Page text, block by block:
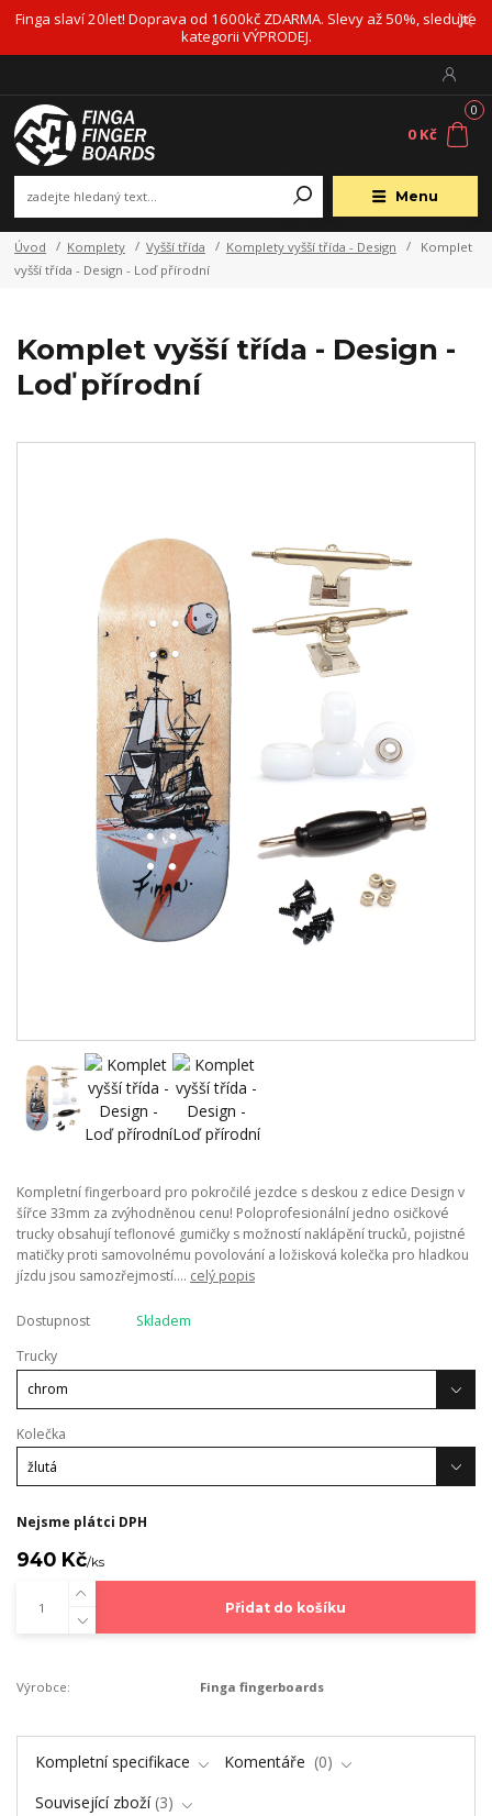
Finga slaví 20let! Doprava od 1600kč ZDARMA. Slevy až 50%, sledujte
kategorii VÝPRODEJ.
Menu
0
0 Kč
Úvod Komplety Vyšší třída Komplety vyšší třída - Design
Komplet
vyšší třída - Design - Loď přírodní
Komplet vyšší třída - Design -
Loď přírodní
Kompletní fingerboard pro pokročilé jezdce s deskou z edice Design v
šířce 33mm za zvýhodněnou cenu! Poloprofesionální jedno osičkové
trucky obsahují teflonové gumičky s možností naklápění trucků, pojistné
matičky proti samovolnému povolování a ložisková kolečka pro hladkou
jízdu jsou samozřejmostí.... celý popis
Dostupnost
Skladem
Trucky
Kolečka
Nejsme plátci DPH
940 Kč/ks
Přidat do košíku
Výrobce: Finga fingerboards
Kompletní specifikace Komentáře
0
Související zboží 3